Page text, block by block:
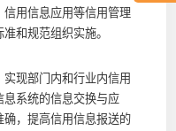
用信息应用等信用管理
和规范组织实施。
现部门内和行业内信用
系统的信息交换与应
，提高信用信息报送的